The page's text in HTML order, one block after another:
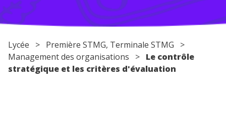
Conseils pour les parents
Lycée > Première STMG, Terminale STMG >
Management des organisations > Le contrôle
stratégique et les critères d'évaluation